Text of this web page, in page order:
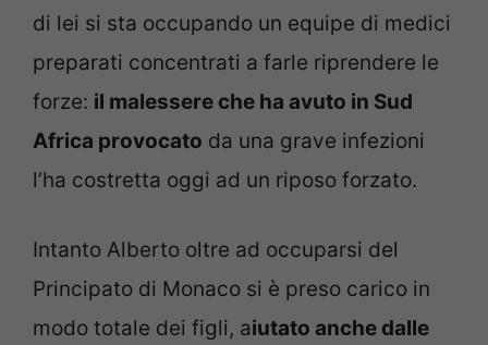
di lei si sta occupando un equipe di medici
preparati concentrati a farle riprendere le
forze: il malessere che ha avuto in Sud
Africa provocato da una grave infezioni
l’ha costretta oggi ad un riposo forzato.
Intanto Alberto oltre ad occuparsi del
Principato di Monaco si è preso carico in
modo totale dei figli, aiutato anche dalle